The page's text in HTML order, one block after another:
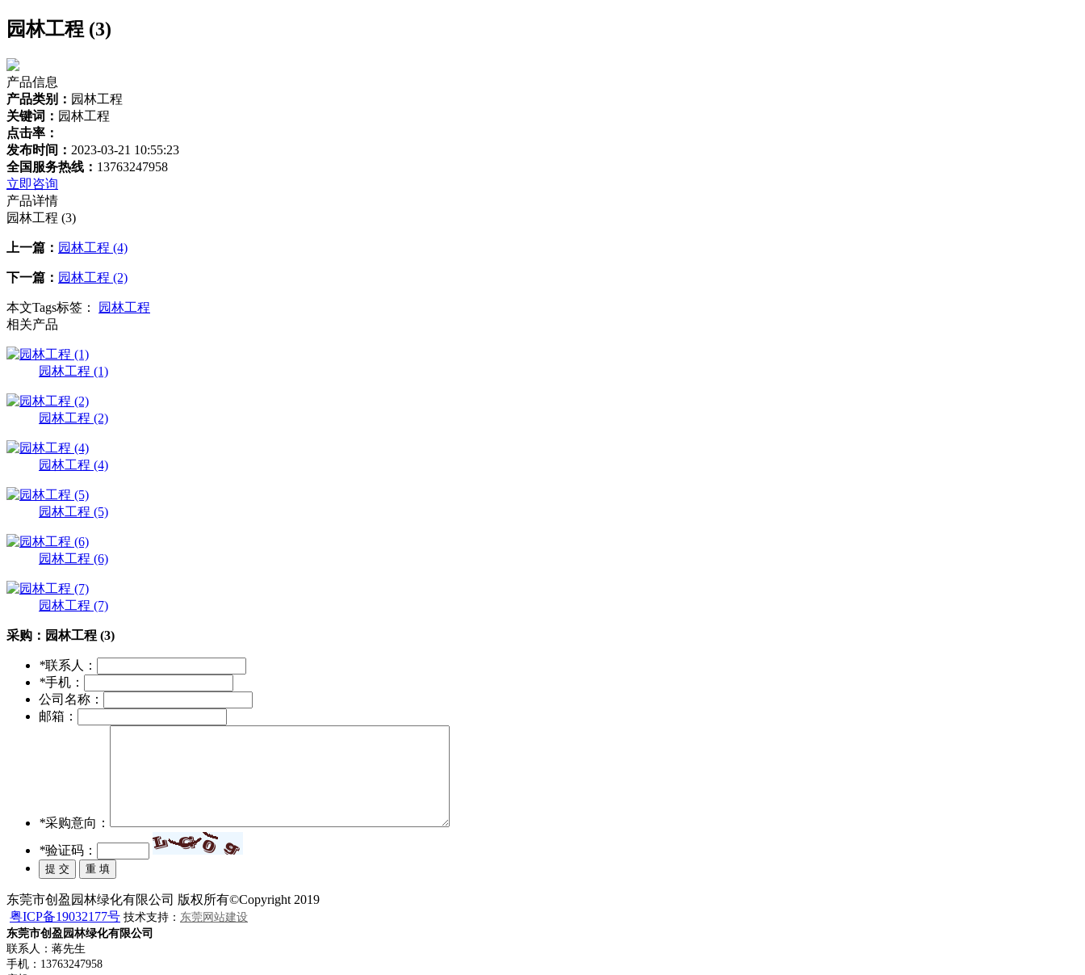
园林工程 (3)
产品信息
产品类别： 园林工程
关键词： 园林工程
点击率：
发布时间： 2023-03-21 10:55:23
全国服务热线： 13763247958
立即咨询
产品详情
园林工程 (3)
上一篇： 园林工程 (4)
下一篇： 园林工程 (2)
本文Tags标签：
园林工程
相关产品
园林工程 (1)
园林工程 (2)
园林工程 (4)
园林工程 (5)
园林工程 (6)
园林工程 (7)
采购： 园林工程 (3)
*联系人：
*手机：
公司名称：
邮箱：
*采购意向：
*验证码：
东莞市创盈园林绿化有限公司 版权所有©Copyright 2019
粤ICP备19032177号 技术支持： 东莞网站建设
东莞市创盈园林绿化有限公司
联系人：蒋先生
手机：13763247958